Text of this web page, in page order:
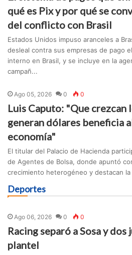
qué es Pix y por qué se
del conflicto con Brasil
Estados Unidos impuso aranceles a
desleal contra sus empresas de pago
interno en Brasil, y se incluye en la
campañ...
Ago 05, 2026 0 0
Luis Caputo: "Que crezcan
generan dólares beneficia
economía"
El titular del Palacio de Hacienda
de Agentes de Bolsa, donde apuntó
crecimiento heterogéneo y destacan
Deportes
Ago 06, 2026 0 0
Racing separó a Sosa y dos
plantel